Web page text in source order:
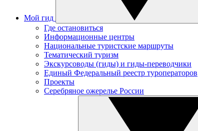
Мой гид
Где остановиться
Информационные центры
Национальные туристские маршруты
Тематический туризм
Экскурсоводы (гиды) и гиды-переводчики
Единый Федеральный реестр туроператоров
Проекты
Серебряное ожерелье России